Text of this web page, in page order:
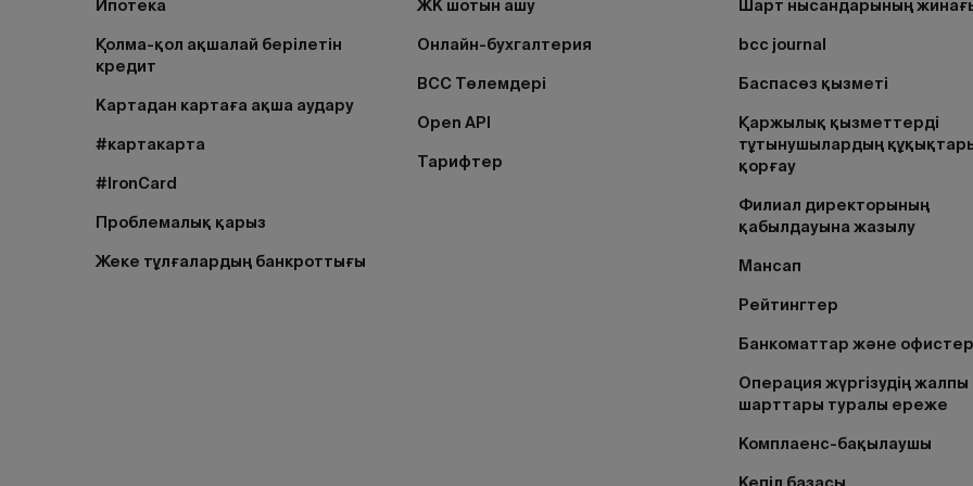
Ипотека
Қолма-қол ақшалай берілетін
кредит
Картадан картаға ақша аудару
#картакарта
#IronCard
Проблемалық қарыз
Жеке тұлғалардың банкроттығы
ЖК шотын ашу
Онлайн-бухгалтерия
BCC Төлемдері
Open API
Тарифтер
Шарт нысандарының
bcc journal
Баспасөз қызметі
Қаржылық қызметтерді
тұтынушылардың
қорғау
Филиал директорының
қабылдауына жазылу
Мансап
Рейтингтер
Банкоматтар және офистер
Операция жүргізудің жалпы
шарттары туралы ереже
Комплаенс-бақылаушы